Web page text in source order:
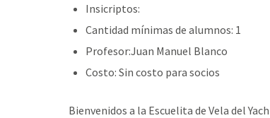
Insicriptos:
Cantidad mínimas de alumnos: 1
Profesor:Juan Manuel Blanco
Costo: Sin costo para socios
Bienvenidos a la Escuelita de Vela del